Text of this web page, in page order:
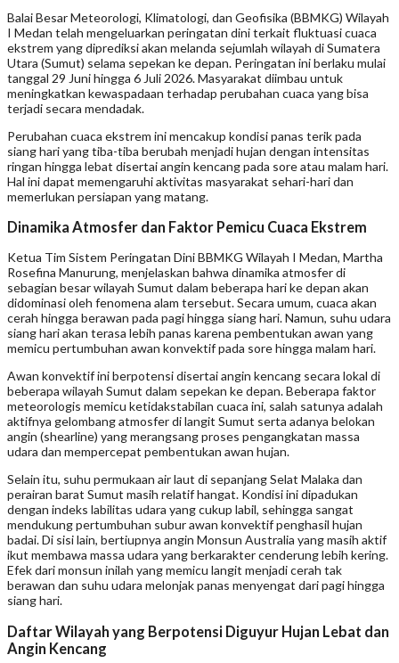
Balai Besar Meteorologi, Klimatologi, dan Geofisika (BBMKG) Wilayah
I Medan telah mengeluarkan peringatan dini terkait fluktuasi cuaca
ekstrem yang diprediksi akan melanda sejumlah wilayah di Sumatera
Utara (Sumut) selama sepekan ke depan. Peringatan ini berlaku mulai
tanggal 29 Juni hingga 6 Juli 2026. Masyarakat diimbau untuk
meningkatkan kewaspadaan terhadap perubahan cuaca yang bisa
terjadi secara mendadak.
Perubahan cuaca ekstrem ini mencakup kondisi panas terik pada
siang hari yang tiba-tiba berubah menjadi hujan dengan intensitas
ringan hingga lebat disertai angin kencang pada sore atau malam hari.
Hal ini dapat memengaruhi aktivitas masyarakat sehari-hari dan
memerlukan persiapan yang matang.
Dinamika Atmosfer dan Faktor Pemicu Cuaca Ekstrem
Ketua Tim Sistem Peringatan Dini BBMKG Wilayah I Medan, Martha
Rosefina Manurung, menjelaskan bahwa dinamika atmosfer di
sebagian besar wilayah Sumut dalam beberapa hari ke depan akan
didominasi oleh fenomena alam tersebut. Secara umum, cuaca akan
cerah hingga berawan pada pagi hingga siang hari. Namun, suhu udara
siang hari akan terasa lebih panas karena pembentukan awan yang
memicu pertumbuhan awan konvektif pada sore hingga malam hari.
Awan konvektif ini berpotensi disertai angin kencang secara lokal di
beberapa wilayah Sumut dalam sepekan ke depan. Beberapa faktor
meteorologis memicu ketidakstabilan cuaca ini, salah satunya adalah
aktifnya gelombang atmosfer di langit Sumut serta adanya belokan
angin (shearline) yang merangsang proses pengangkatan massa
udara dan mempercepat pembentukan awan hujan.
Selain itu, suhu permukaan air laut di sepanjang Selat Malaka dan
perairan barat Sumut masih relatif hangat. Kondisi ini dipadukan
dengan indeks labilitas udara yang cukup labil, sehingga sangat
mendukung pertumbuhan subur awan konvektif penghasil hujan
badai. Di sisi lain, bertiupnya angin Monsun Australia yang masih aktif
ikut membawa massa udara yang berkarakter cenderung lebih kering.
Efek dari monsun inilah yang memicu langit menjadi cerah tak
berawan dan suhu udara melonjak panas menyengat dari pagi hingga
siang hari.
Daftar Wilayah yang Berpotensi Diguyur Hujan Lebat dan
Angin Kencang